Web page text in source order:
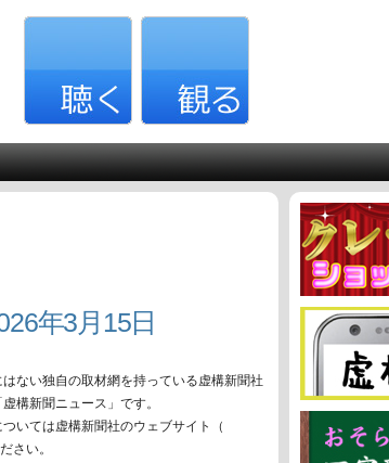
年3月15日
ない独自の取材網を持っている虚構新聞社
構新聞ニュース」です。
いては虚構新聞社のウェブサイト（
さい。